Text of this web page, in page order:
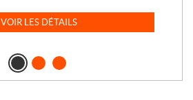
VOIR LES DÉTAILS